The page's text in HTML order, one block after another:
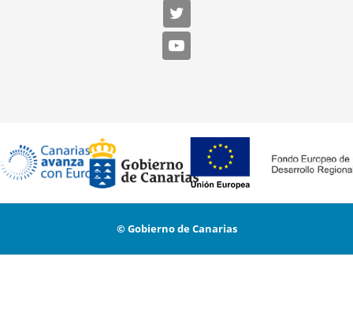
© Gobierno de Canarias